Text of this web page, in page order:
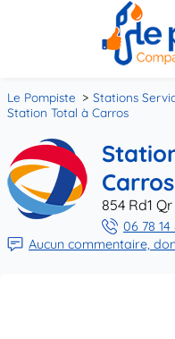
Le Pompiste Stations
Station Total à Carros
Carros
854 Rd1
06 78 14
Aucun commentaire,